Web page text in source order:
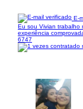
E-
Eu sou Vivian trabalho
experiência
6747